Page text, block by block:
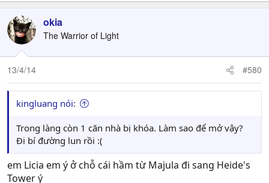
okia
The Warrior of Light
13/4/14 #580
kingluang nói:
Trong làng còn 1 căn nhà bị khóa. Làm sao để mở vậy?
Đi bí đường lun rồi :(
em Licia em ý ở chỗ cái hầm từ Majula đi sang Heide's
Tower ý